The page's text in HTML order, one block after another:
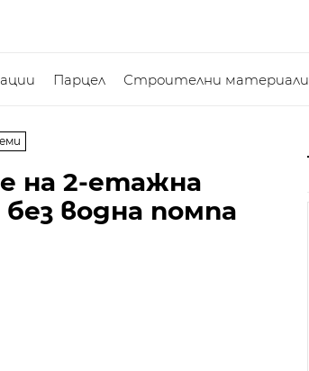
Парцел Строителни материали
на 2-етажна
водна помпа